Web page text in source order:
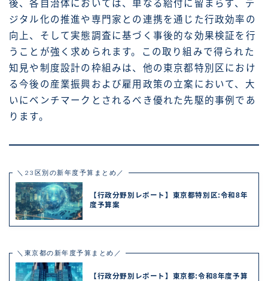
後、各自治体においては、単なる給付に留まらず、デ
ジタル化の推進や専門家との連携を通じた行政効率の
向上、そして実態調査に基づく事後的な効果検証を行
うことが強く求められます。この取り組みで得られた
知見や制度設計の枠組みは、他の東京都特別区におけ
る今後の産業振興および雇用政策の立案において、大
いにベンチマークとされるべき優れた先駆的事例であ
ります。
＼23区別の新年度予算まとめ／
【行政分野別レポート】東京都特別区:令和8年
度予算案
＼東京都の新年度予算まとめ／
【行政分野別レポート】東京都:令和8年度予算